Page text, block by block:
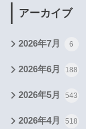
アーカイブ
2026年7月 6
2026年6月 188
2026年5月 543
2026年4月 518